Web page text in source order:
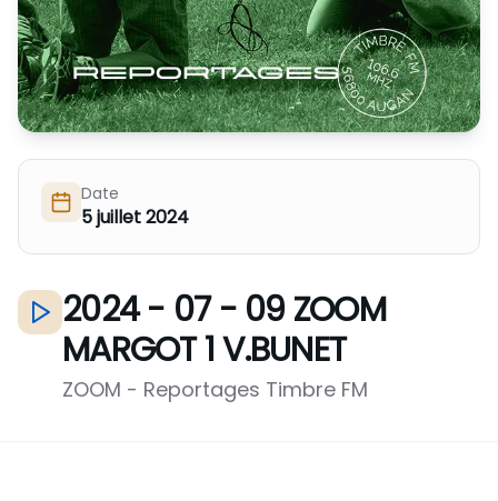
Nous Soutenir / Adhérer
J'adhère
Je fais un don
Exprime ton soutien
Nous Contacter
La newsletter
Date
5 juillet 2024
2024 - 07 - 09 ZOOM
MARGOT 1 V.BUNET
ZOOM - Reportages Timbre FM